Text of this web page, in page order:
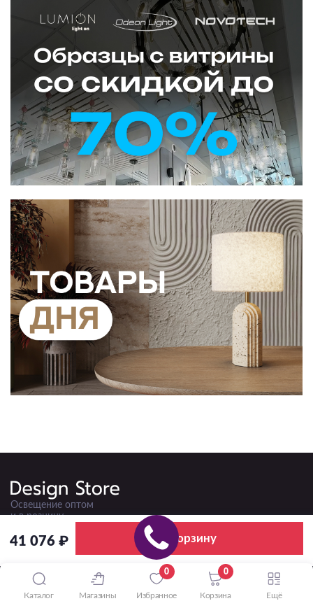
41 076 ₽ В корзину
Освещение оптом
и в розницу
5.0 50+ отзывов 4.8
220+ отзывов
Каталог
Магазины
0
Избранное
0
Корзина Ещё